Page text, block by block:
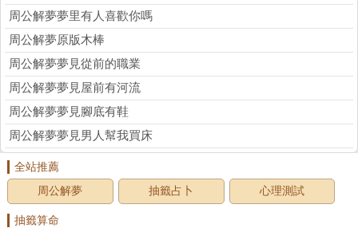
周公解夢夢里有人喜歡你嗎
周公解夢原版木棒
周公解夢夢見從前的職業
周公解夢夢見屋前有河流
周公解夢夢見腳底有鞋
周公解夢夢見男人幫我買床
全站推薦
周公解夢
抽籤占卜 心理測試
抽籤算命